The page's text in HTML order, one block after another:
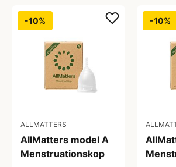
-10%
ALLMATTERS
AllMatters model A
Menstruationskop
-10%